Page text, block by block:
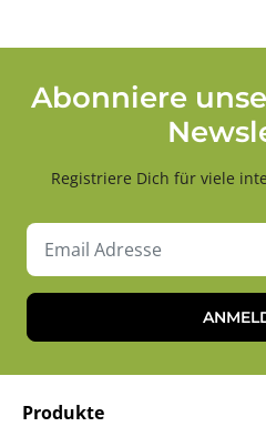
Abonniere
Registriere Dich für viele
Produkte